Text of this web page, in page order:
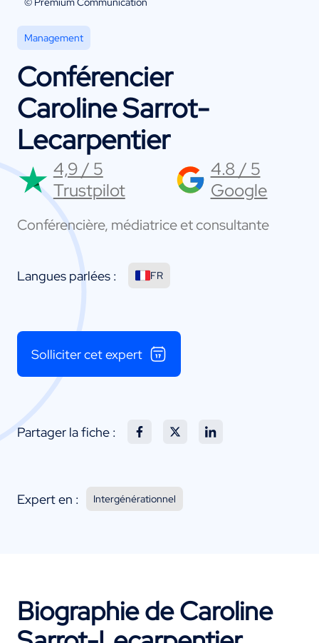
Management
Conférencier
Caroline Sarrot-
Lecarpentier
4,9 / 5
Trustpilot
4.8 / 5
Google
Conférencière, médiatrice et consultante
Langues parlées : FR
Solliciter cet expert
Partager la fiche :
Expert en : Intergénérationnel
Biographie de Caroline